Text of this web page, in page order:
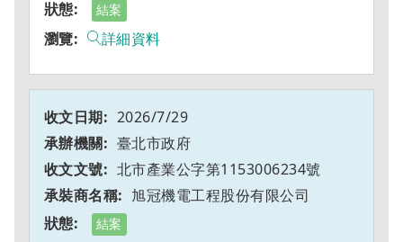
結案
詳細資料
2026/7/29
臺北市政府
北市產業公字第1153006234號
旭冠機電工程股份有限公司
結案